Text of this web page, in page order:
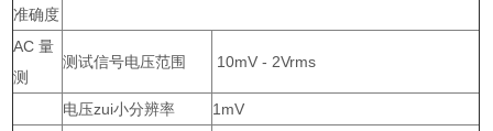
准确度
AC 量
测
测试信号电压范围 10mV - 2Vrms
电压zui小分辨率 1mV